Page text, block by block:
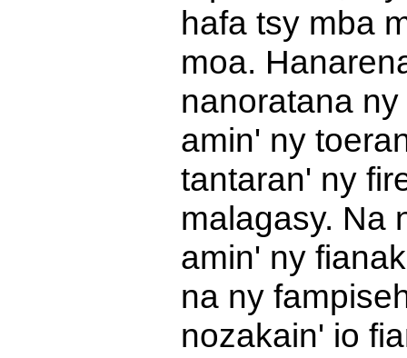
hafa tsy mba
moa.
nanoratana
amin' ny
tantaran' ny
malagasy. Na
amin' ny
na ny
nozakain' io